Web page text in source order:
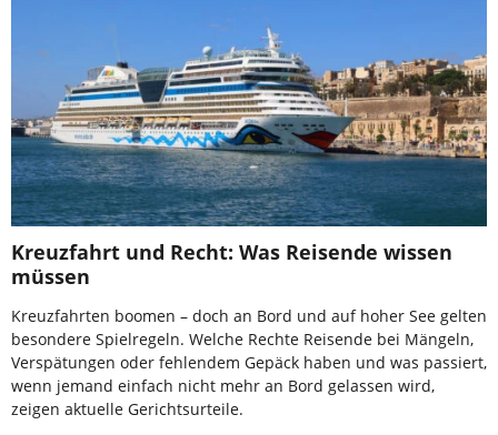
Kreuzfahrt und Recht: Was Reisende wissen
müssen
Kreuzfahrten boomen – doch an Bord und auf hoher See gelten
besondere Spielregeln. Welche Rechte Reisende bei Mängeln,
Verspätungen oder fehlendem Gepäck haben und was passiert,
wenn jemand einfach nicht mehr an Bord gelassen wird,
zeigen aktuelle Gerichtsurteile.